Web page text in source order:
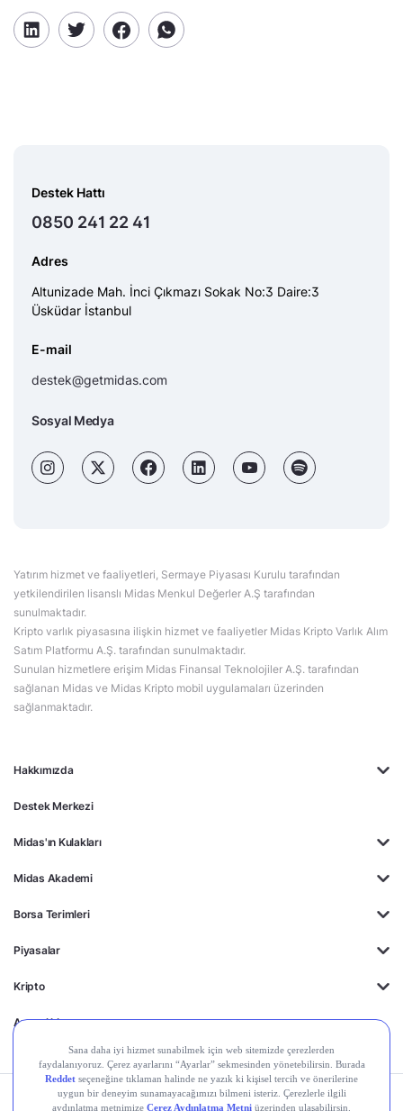
Hakkımızda
Destek Merkezi
Midas'ın Kulakları
Midas Akademi
Borsa Terimleri
Piyasalar
Kripto
Ayrıcalıklar
Destek Hattı
0850 241 22 41
Adres
Altunizade Mah. İnci Çıkmazı Sokak No:3 Daire:3
Üsküdar İstanbul
E-mail
destek@getmidas.com
Sosyal Medya
Yatırım hizmet ve faaliyetleri, Sermaye Piyasası Kurulu tarafından
yetkilendirilen lisanslı Midas Menkul Değerler A.Ş tarafından
sunulmaktadır.
Kripto varlık piyasasına ilişkin hizmet ve faaliyetler Midas Kripto Varlık Alım
Satım Platformu A.Ş. tarafından sunulmaktadır.
Sunulan hizmetlere erişim Midas Finansal Teknolojiler A.Ş. tarafından
sağlanan Midas ve Midas Kripto mobil uygulamaları üzerinden
sağlanmaktadır.
Kişisel Verilerin Gizlilik Yasal Çerez